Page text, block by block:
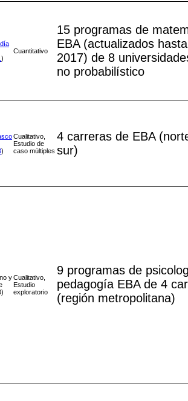
)
Cuantitativo
15 programas de
EBA (actualizados
2017) de 8
no probabilístico
)
Cualitativo,
Estudio de
caso múltiples
4 carreras de EBA
sur)
yCualitativo,
Estudio
exploratorio
9 programas de
pedagogía EBA de 4
(región metropolitana)